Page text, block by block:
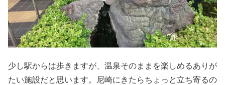
少し駅からは歩きますが、温泉そのままを楽しめるありが
たい施設だと思います。尼崎にきたらちょっと立ち寄るの